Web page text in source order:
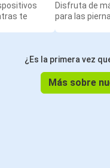
te
Disfruta de
para las
¿Es la primera vez
Más sobre